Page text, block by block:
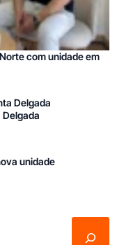
com unidade em
unidade